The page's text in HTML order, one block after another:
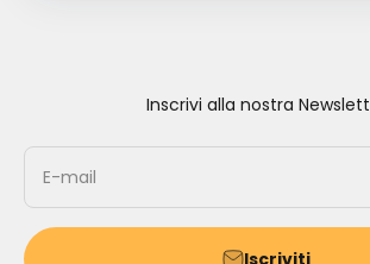
Inscrivi alla nostra
E-mail
Iscriviti